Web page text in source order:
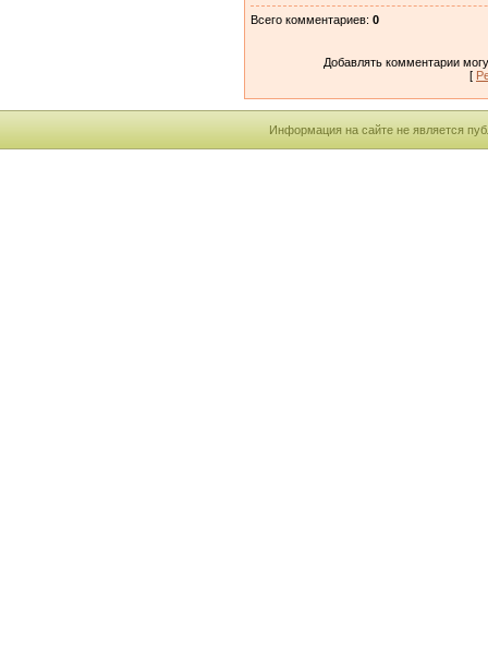
Всего комментариев: 0
Добавлять комментарии
[
Информация на сайте не является